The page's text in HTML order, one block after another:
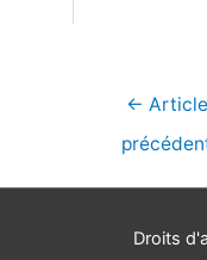
Navigation
← Article
Droits